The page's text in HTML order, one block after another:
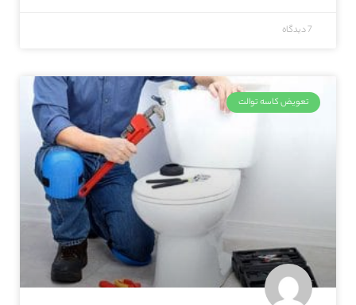
7 دیدگاه
تعویض کاسه توالت